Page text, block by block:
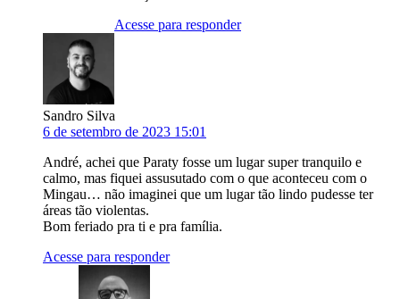
Acesse para responder
Sandro Silva
6 de setembro de 2023 15:01
André, achei que Paraty fosse um lugar super tranquilo e
calmo, mas fiquei assusutado com o que aconteceu com o
Mingau… não imaginei que um lugar tão lindo pudesse ter
áreas tão violentas.
Bom feriado pra ti e pra família.
Acesse para responder